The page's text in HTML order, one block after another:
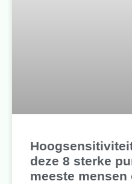
deze 8 sterke
meeste